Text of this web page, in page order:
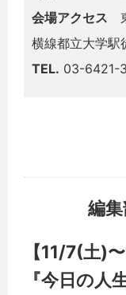
会場アクセス
横線都立大学駅
TEL. 03-6421-
編
【11/7(土)
『今日の